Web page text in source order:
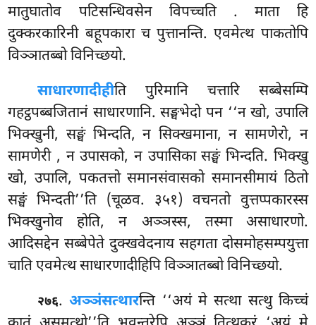
मातुघातोव पटिसन्धिवसेन विपच्चति . माता हि
दुक्करकारिनी बहूपकारा च पुत्तानन्ति. एवमेत्थ पाकतोपि
विञ्ञातब्बो विनिच्छयो.
साधारणादीहीति पुरिमानि चत्तारि सब्बेसम्पि
गहट्ठपब्बजितानं साधारणानि. सङ्घभेदो पन ‘‘न खो, उपालि
भिक्खुनी, सङ्घं भिन्दति, न सिक्खमाना, न सामणेरो, न
सामणेरी , न उपासको, न उपासिका सङ्घं भिन्दति. भिक्खु
खो, उपालि, पकतत्तो समानसंवासको समानसीमायं ठितो
सङ्घं भिन्दती’’ति (चूळव. ३५१) वचनतो वुत्तप्पकारस्स
भिक्खुनोव होति, न अञ्ञस्स, तस्मा असाधारणो.
आदिसद्देन सब्बेपेते दुक्खवेदनाय सहगता दोसमोहसम्पयुत्ता
चाति एवमेत्थ साधारणादीहिपि विञ्ञातब्बो विनिच्छयो.
२७६.अञ्ञंसत्थारन्ति ‘‘अयं मे सत्था सत्थु किच्चं